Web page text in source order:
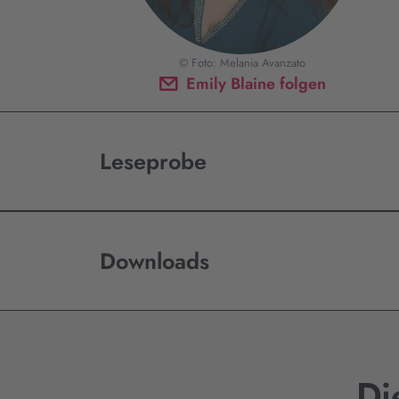
Emily Blaine folgen
© Foto: Melania Avanzato
Leseprobe
Downloads